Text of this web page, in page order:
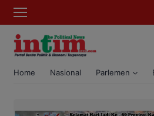
Home Nasional Parlemen